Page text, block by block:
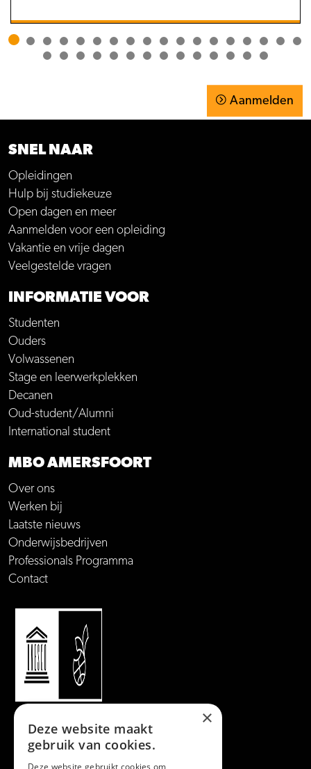
Aanmelden
SNEL NAAR
Opleidingen
Hulp bij studiekeuze
Open dagen en meer
Aanmelden voor een opleiding
Vakantie en vrije dagen
Veelgestelde vragen
INFORMATIE VOOR
Studenten
Ouders
Volwassenen
Stage en leerwerkplekken
Decanen
Oud-student/Alumni
International student
MBO AMERSFOORT
Over ons
Werken bij
Laatste nieuws
Onderwijsbedrijven
Professionals Programma
Contact
×
Deze website maakt
gebruik van cookies.
Deze website gebruikt cookies om